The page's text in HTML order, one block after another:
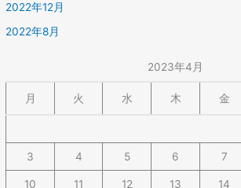
2022年12月
2022年8月
2023年4月
月 火 水 木 金
3 4 5 6 7
10 11 12 13 14